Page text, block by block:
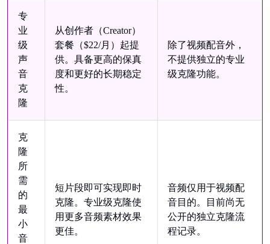
专
业
级
声
音
克
隆
从创作者（Creator）
套餐（$22/月）起提
供。具备更高的保真
度和更好的长期稳定
性。
除了视频配音外，
不提供独立的专业
级克隆功能。
克
隆
所
需
的
最
小
音
短片段即可实现即时
克隆。专业级克隆使
用更多音频素材效果
更佳。
音频仅用于视频配
音目的。目前尚无
公开的独立克隆流
程记录。